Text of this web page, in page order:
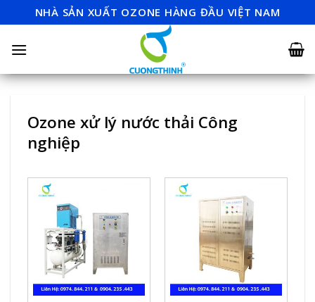
to
content
NHÀ SẢN XUẤT OZONE HÀNG ĐẦU VIỆT NAM
Ozone xử lý nước thải Công
nghiệp